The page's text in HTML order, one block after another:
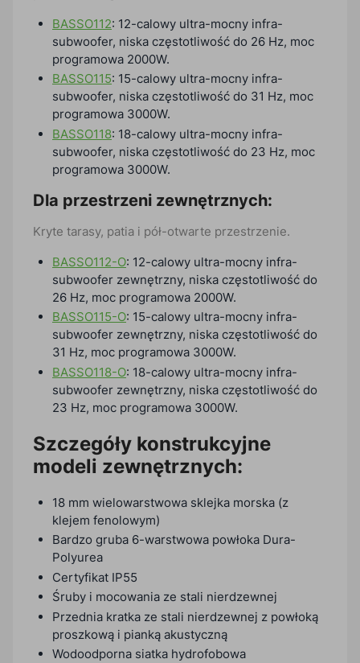
BASSO112: 12-calowy ultra-mocny infra-
subwoofer, niska częstotliwość do 26 Hz, moc
programowa 2000W.
BASSO115: 15-calowy ultra-mocny infra-
subwoofer, niska częstotliwość do 31 Hz, moc
programowa 3000W.
BASSO118: 18-calowy ultra-mocny infra-
subwoofer, niska częstotliwość do 23 Hz, moc
programowa 3000W.
Dla przestrzeni zewnętrznych:
Kryte tarasy, patia i pół-otwarte przestrzenie.
BASSO112-O: 12-calowy ultra-mocny infra-
subwoofer zewnętrzny, niska częstotliwość do
26 Hz, moc programowa 2000W.
BASSO115-O: 15-calowy ultra-mocny infra-
subwoofer zewnętrzny, niska częstotliwość do
31 Hz, moc programowa 3000W.
BASSO118-O: 18-calowy ultra-mocny infra-
subwoofer zewnętrzny, niska częstotliwość do
23 Hz, moc programowa 3000W.
Szczegóły konstrukcyjne
modeli zewnętrznych:
18 mm wielowarstwowa sklejka morska (z
klejem fenolowym)
Bardzo gruba 6-warstwowa powłoka Dura-
Polyurea
Certyfikat IP55
Śruby i mocowania ze stali nierdzewnej
Przednia kratka ze stali nierdzewnej z powłoką
proszkową i pianką akustyczną
Wodoodporna siatka hydrofobowa